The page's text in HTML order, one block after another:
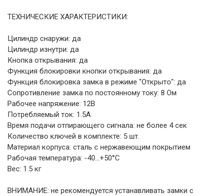
ТЕХНИЧЕСКИЕ ХАРАКТЕРИСТИКИ:
Цилиндр снаружи: да
Цилиндр изнутри: да
Кнопка открывания: да
Функция блокировки кнопки открывания: да
Функция блокировка замка в режиме "Открыто": да
Сопротивление замка по постоянному току: 8 Ом
Рабочее напряжение: 12В
Потребляемый ток: 1.5А
Время подачи отпирающего сигнала: не более 4 сек
Количество ключей в комплекте: 5 шт.
Материал корпуса: сталь с нержавеющим покрытием
Рабочая температура: -40...+50°C
Вес: 1.5 кг
ВНИМАНИЕ: не рекомендуется устанавливать замки с